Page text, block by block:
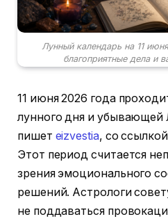
Лунный календарь на 11
благоприятные дела и
11 июня 2026 года
лунного дня и убывающей
пишет eizvestia, со
Этот период считается
зрения эмоционального
решений. Астрологи
не поддаваться